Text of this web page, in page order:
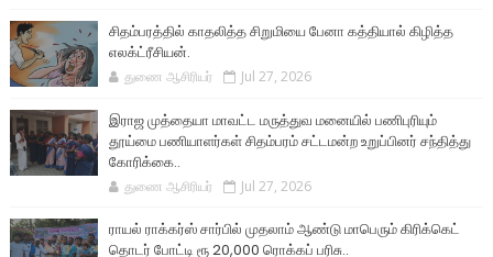
சிதம்பரத்தில் காதலித்த சிறுமியை பேனா கத்தியால் கிழித்த
எலக்ட்ரீசியன்.
துணை ஆசிரியர் Jul 27, 2026
இராஜ முத்தையா மாவட்ட மருத்துவ மனையில் பணிபுரியும்
தூய்மை பணியாளர்கள் சிதம்பரம் சட்டமன்ற உறுப்பினர் சந்தித்து
கோரிக்கை..
துணை ஆசிரியர் Jul 27, 2026
ராயல் ராக்கர்ஸ் சார்பில் முதலாம் ஆண்டு மாபெரும் கிரிக்கெட்
தொடர் போட்டி ரூ 20,000 ரொக்கப் பரிசு..